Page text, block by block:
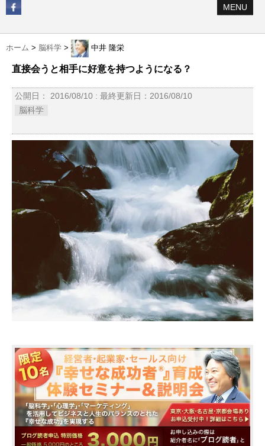
MENU
ホーム > 脳科学 > 中井 隆栄
直接会うと相手に好意を持つようになる？
公開日： 2016/08/10 : 最終更新日：2016/08/10
脳科学